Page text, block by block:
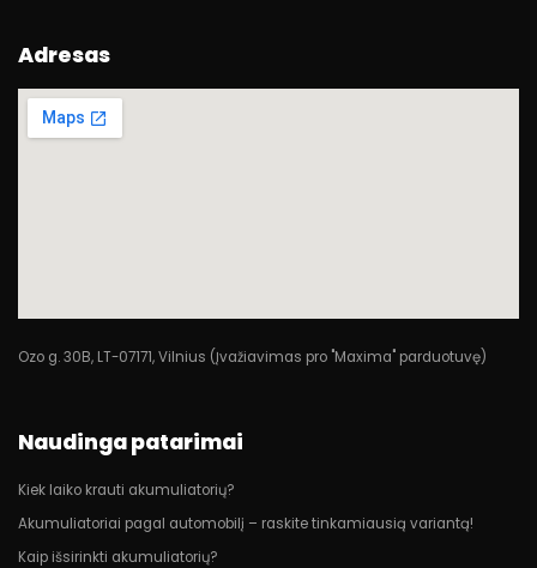
Adresas
Ozo g. 30B, LT-07171, Vilnius (Įvažiavimas pro "Maxima" parduotuvę)
Naudinga patarimai
Kiek laiko krauti akumuliatorių?
Akumuliatoriai pagal automobilį – raskite tinkamiausią variantą!
Kaip išsirinkti akumuliatorių?